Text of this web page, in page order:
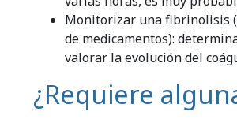
Monitorizar una fibrinolisis
de medicamentos):
valorar la evolución del
¿Requiere